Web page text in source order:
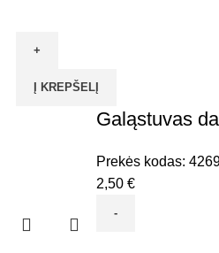
Galąstuvas
(alium.oks)
Į KREPŠELĮ
Galąstuvas
Prekės kodas:
2,50 €